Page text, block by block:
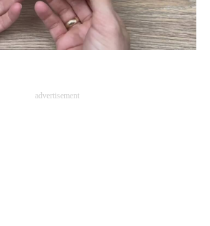
advertisement